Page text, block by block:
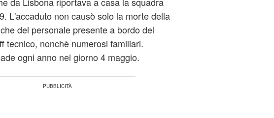
L'accaduto non causò solo la morte della
del personale presente a bordo del
tecnico, nonchè numerosi familiari.
ogni anno nel giorno 4 maggio.